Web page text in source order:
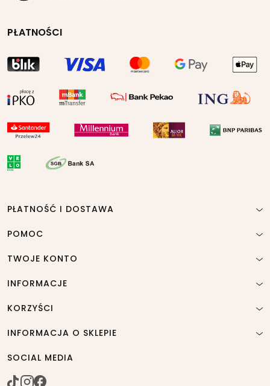
PŁATNOŚCI
PŁATNOŚĆ I DOSTAWA
POMOC
TWOJE KONTO
INFORMACJE
KORZYŚCI
INFORMACJA O SKLEPIE
SOCIAL MEDIA